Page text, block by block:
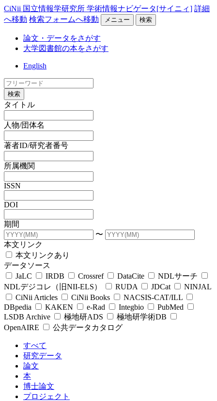
CiNii 国立情報学研究所 学術情報ナビゲータ[サイニィ] 詳細
へ移動 検索フォームへ移動 メニュー 検索
論文・データをさがす
大学図書館の本をさがす
English
検索
タイトル
人物/団体名
著者ID/研究者番号
所属機関
ISSN
DOI
期間
〜
本文リンク
本文リンクあり
データソース
JaLC
IRDB Crossref DataCite
NDLサーチ
NDLデジコレ（旧NII-ELS）
RUDA JDCat
NINJAL
CiNii Articles
CiNii Books
NACSIS-CAT/ILL
DBpedia
KAKEN e-Rad Integbio
PubMed
LSDB Archive
極地研ADS
極地研学術DB
OpenAIRE
公共データカタログ
すべて
研究データ
論文
本
博士論文
プロジェクト